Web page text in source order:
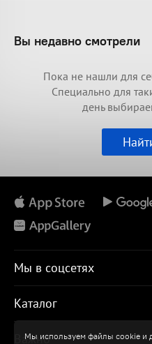
Мы используем файлы cookie и
Вы недавно смотрели
Пока не нашли для
Специально для
день
Мы в соцсетях
Каталог
Важно